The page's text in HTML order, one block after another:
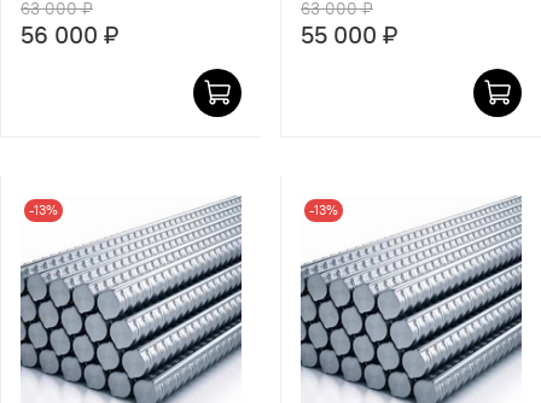
63 000 ₽
56 000 ₽
63 000 ₽
55 000 ₽
-13% -13%